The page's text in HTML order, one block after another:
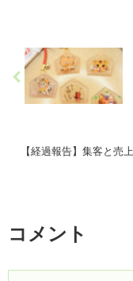
【経過報告】集客と売
コメント